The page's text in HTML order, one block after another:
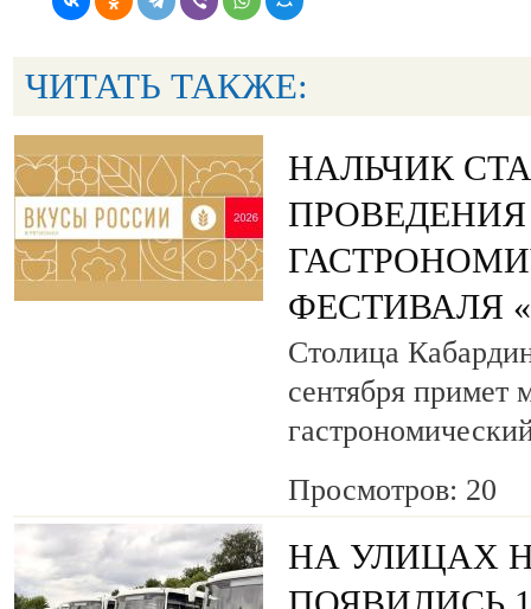
ЧИТАТЬ ТАКЖЕ:
НАЛЬЧИК
ПРОВЕДЕНИЯ
ФЕСТИВАЛЯ
Столица
сентября примет
Просмотров: 20
НА УЛИЦАХ